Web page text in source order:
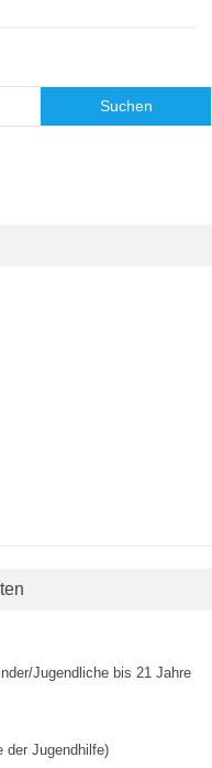
Suchen
Jugendliche bis 21 Jahre
der Jugendhilfe)